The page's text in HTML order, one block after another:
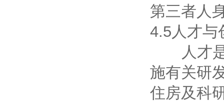
第三者人
4.5人才与
人才是
施有关研
住房及科